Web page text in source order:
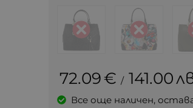
72.09€ / 141.00
Все още наличен,